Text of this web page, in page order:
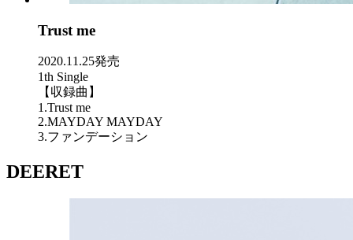
Trust me
2020.11.25発売
1th Single
【収録曲】
1.Trust me
2.MAYDAY MAYDAY
3.ファンデーション
DEERET